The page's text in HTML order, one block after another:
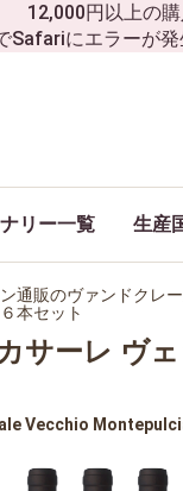
12,000円以上の
にエラーが
リー一覧 生産
通販のヴァンドクレ
本セット
カサーレ ヴ
Vecchio